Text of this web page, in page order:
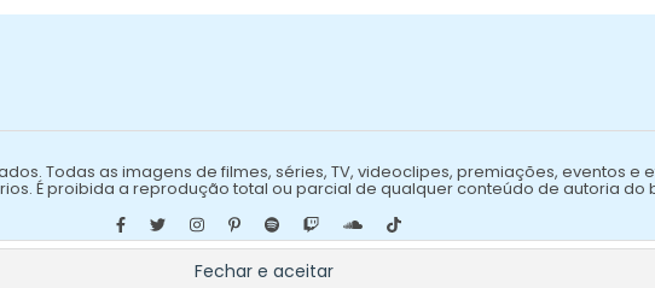
Todas as imagens de filmes, séries, TV, videoclipes, premiações, eventos e
É proibida a reprodução total ou parcial de qualquer conteúdo de autoria do